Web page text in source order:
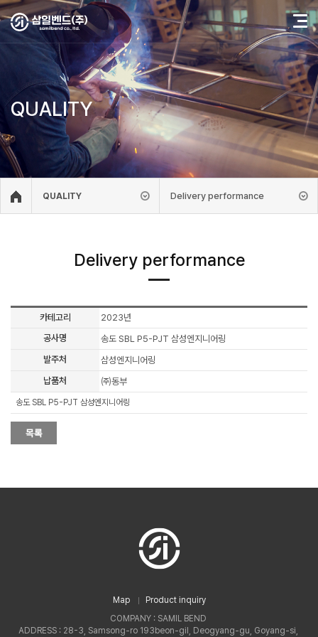
QUALITY
QUALITY Delivery performance
Delivery performance
카테고리
2023년
공사명
송도 SBL P5-PJT 삼성엔지니어링
발주처
삼성엔지니어링
납품처
㈜동부
송도 SBL P5-PJT 삼성엔지니어링
Map
Product inquiry
COMPANY : SAMIL BEND
ADDRESS : 28-3, Samsong-ro 193beon-gil, Deogyang-gu, Goyang-si,